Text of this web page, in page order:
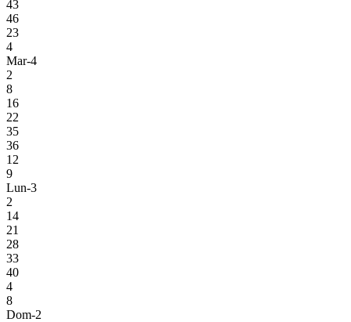
43
46
23
4
Mar-4
2
8
16
22
35
36
12
9
Lun-3
2
14
21
28
33
40
4
8
Dom-2